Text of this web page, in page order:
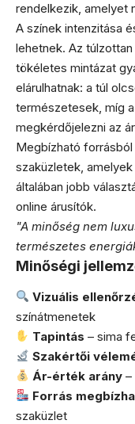
rendelkezik, amelyet
A színek intenzitása
lehetnek. Az
tökéletes mintázat
elárulhatnak: a túl
természetesek, míg
megkérdőjelezni az
Megbízható
szaküzletek,
általában jobb
online árusítók.
"A minőség nem
természetes
Minőségi
Vizuális
színátmenetek
Tapintás – sima
Szakértői
Ár-érték arány –
Forrás
szaküzlet